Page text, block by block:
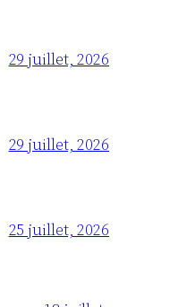
29 juillet, 2026
29 juillet, 2026
25 juillet, 2026